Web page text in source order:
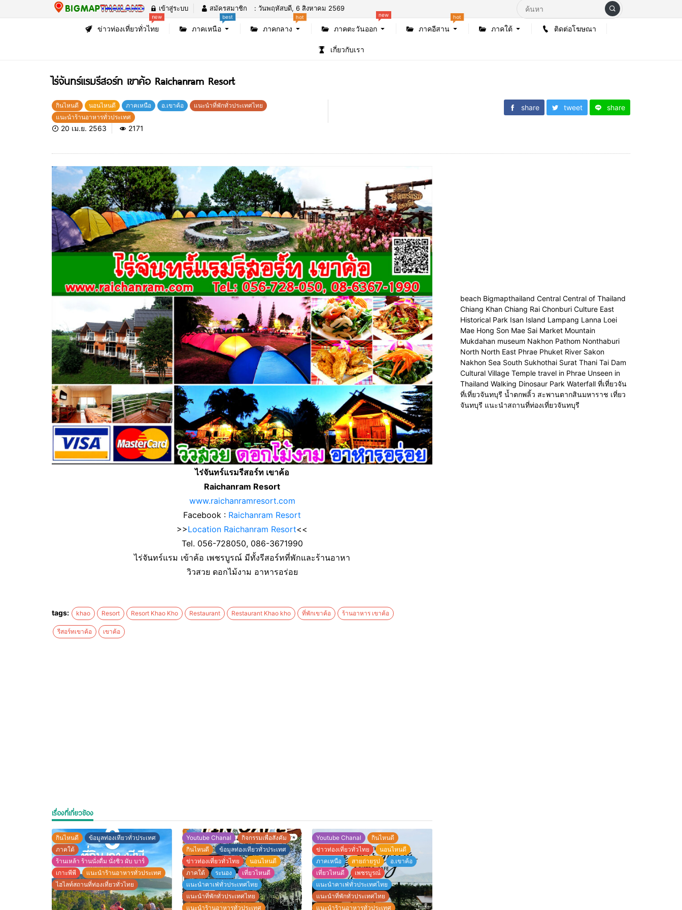
เข้าสู่ระบบ สมัครสมาชิก : วันพฤหัสบดี, 6 สิงหาคม 2569
ข่าวท่องเที่ยวทั่วไทย
new
ภาคเหนือ
best
ภาคกลาง
hot
ภาคตะวันออก
new
ภาคอีสาน
hot
ภาคใต้ ติดต่อโฆษณา
เกี่ยวกับเรา
ไร่จันทร์แรมรีสอร์ท เขาค้อ Raichanram Resort
กินไหนดี นอนไหนดี ภาคเหนือ อ.เขาค้อ
แนะนำที่พักทั่วประเทศไทย
แนะนำร้านอาหารทั่วประเทศ
20 เม.ย. 2563 2171
share tweet share
ไร่จันทร์แรมรีสอร์ท เขาค้อ
Raichanram Resort
www.raichanramresort.com
Facebook : Raichanram Resort
>>Location Raichanram Resort<<
Tel. 056-728050, 086-3671990
ไร่จันทร์แรม เข้าค้อ เพชรบูรณ์ มีทั้งรีสอร์ทที่พักและร้านอาหา
วิวสวย ดอกไม้งาม อาหารอร่อย
tags: khao Resort Resort Khao Kho Restaurant Restaurant Khao kho ที่พักเขาค้อ ร้านอาหาร เขาค้อ
รีสอร์ทเขาค้อ เขาค้อ
เรื่องที่เกี่ยวข้อง
กินไหนดี
ข้อมูลท่องเทียวทั่วประเทศ
ภาคใต้
ร้านเหล้า ร้านนั่งดื่ม นั่งชิว ผับ บาร์
เกาะพีพี
แนะนำร้านอาหารทั่วประเทศ
ไฮไลท์สถานที่ท่องเที่ยวทั่วไทย
Youtube Chanal
กิจกรรมเพื่อสังคัม
กินไหนดี
ข้อมูลท่องเทียวทั่วประเทศ
ข่าวท่องเที่ยวทั่วไทย
นอนไหนดี
ภาคใต้
ระนอง
เที่ยวไหนดี
เเนะนำคาเฟ่ทั่วประเทศไทย
แนะนำที่พักทั่วประเทศไทย
แนะนำร้านอาหารทั่วประเทศ
Youtube Chanal
กินไหนดี
ข่าวท่องเที่ยวทั่วไทย
นอนไหนดี
ภาคเหนือ
สายถ่ายรูป
อ.เขาค้อ
เที่ยวไหนดี
เพชรบูรณ์
เเนะนำคาเฟ่ทั่วประเทศไทย
แนะนำที่พักทั่วประเทศไทย
แนะนำร้านอาหารทั่วประเทศ
beach Bigmapthailand Central Central of Thailand
Chiang Khan Chiang Rai Chonburi Culture East
Historical Park Isan Island Lampang Lanna Loei
Mae Hong Son Mae Sai Market Mountain
Mukdahan museum Nakhon Pathom Nonthaburi
North North East Phrae Phuket River Sakon
Nakhon Sea South Sukhothai Surat Thani Tai Dam
Cultural Village Temple travel in Phrae Unseen in
Thailand Walking Dinosaur Park Waterfall ที่เที่ยวจัน
ที่เที่ยวจันทบุรี น้ำตกพลิ้ว สะพานตากสินมหาราช เที่ยว
จันทบุรี แนะนำสถานที่ท่องเที่ยวจันทบุรี